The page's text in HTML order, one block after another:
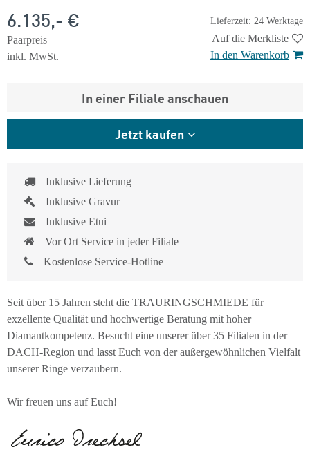
Lieferzeit: 24 Werktage
6.135,- €
Paarpreis
inkl. MwSt.
Auf die Merkliste
In den Warenkorb
In einer Filiale anschauen
Jetzt kaufen
Inklusive Lieferung
Inklusive Gravur
Inklusive Etui
Vor Ort Service in jeder Filiale
Kostenlose Service-Hotline
Seit über 15 Jahren steht die TRAURINGSCHMIEDE für
exzellente Qualität und hochwertige Beratung mit hoher
Diamantkompetenz. Besucht eine unserer über 35 Filialen in der
DACH-Region und lasst Euch von der außergewöhnlichen Vielfalt
unserer Ringe verzaubern.
Wir freuen uns auf Euch!